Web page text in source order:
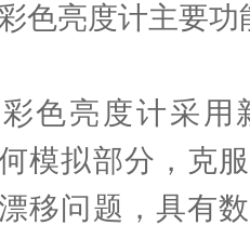
色亮度计主要功
色亮度计采
模拟部分，克
移问题，具有